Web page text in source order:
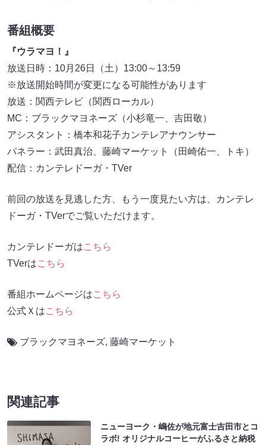
番組概要
『ウラマヨ！』
放送日時：10月26日（土）13:00～13:59
※放送開始時間が変更になる可能性があります
放送：関西テレビ（関西ローカル）
MC：ブラックマヨネーズ（小杉竜一、吉田敬）
アシスタント：橋本和花子カンテレアナウンサー
パネラー：武田真治、藤崎マーケット（田崎佑一、トキ）
配信：カンテレドーガ・TVer
前回の放送を見逃した方、もう一度見たい方は、カンテレ
ドーガ・TVerでご覧いただけます。
カンテレドーガはこちら
TVerはこちら
番組ホームページはこちら
公式Ｘはこちら
ブラックマヨネーズ, 藤崎マーケット
関連記事
ニューヨーク・嶋佐が地元富士吉田市とコ
ラボ! オリジナルコーヒーがふるさと納税